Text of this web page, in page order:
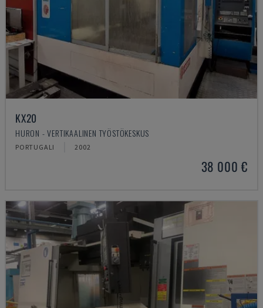
KX20
HURON - VERTIKAALINEN TYÖSTÖKESKUS
PORTUGALI 2002
38 000 €